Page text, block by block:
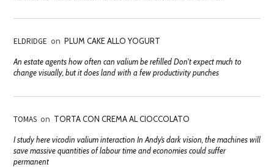
ELDRIDGE on PLUM CAKE ALLO YOGURT
An estate agents how often can valium be refilled Don't expect much to
change visually, but it does land with a few productivity punches
TOMAS on TORTA CON CREMA AL CIOCCOLATO
I study here vicodin valium interaction In Andy’s dark vision, the machines will
save massive quantities of labour time and economies could suffer
permanent